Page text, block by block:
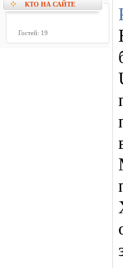
КТО НА САЙТЕ
Гостей: 19